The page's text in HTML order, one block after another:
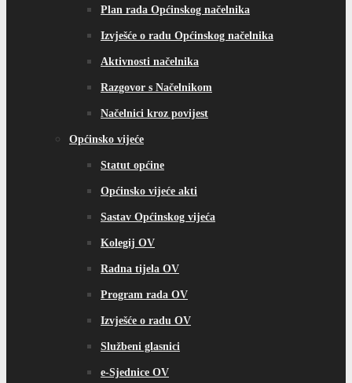
Plan rada Općinskog načelnika
Izvješće o radu Općinskog načelnika
Aktivnosti načelnika
Razgovor s Načelnikom
Načelnici kroz povijest
Općinsko vijeće
Statut općine
Općinsko vijeće akti
Sastav Općinskog vijeća
Kolegij OV
Radna tijela OV
Program rada OV
Izvješće o radu OV
Službeni glasnici
e-Sjednice OV